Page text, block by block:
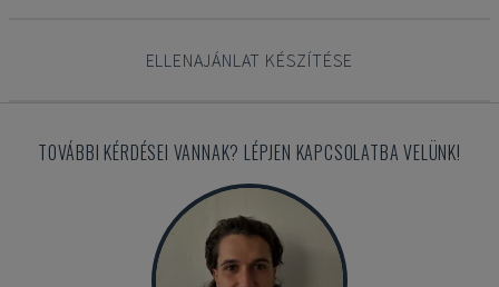
ELLENAJÁNLAT KÉSZÍTÉSE
TOVÁBBI KÉRDÉSEI VANNAK? LÉPJEN KAPCSOLATBA VELÜNK!